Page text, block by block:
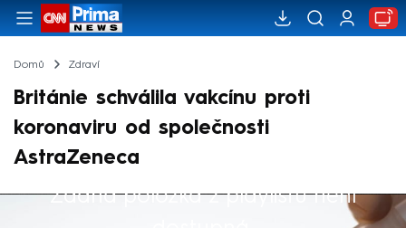
Domů Zdraví
Británie schválila vakcínu proti
koronaviru od společnosti
AstraZeneca
Žádná položka z playlistu není